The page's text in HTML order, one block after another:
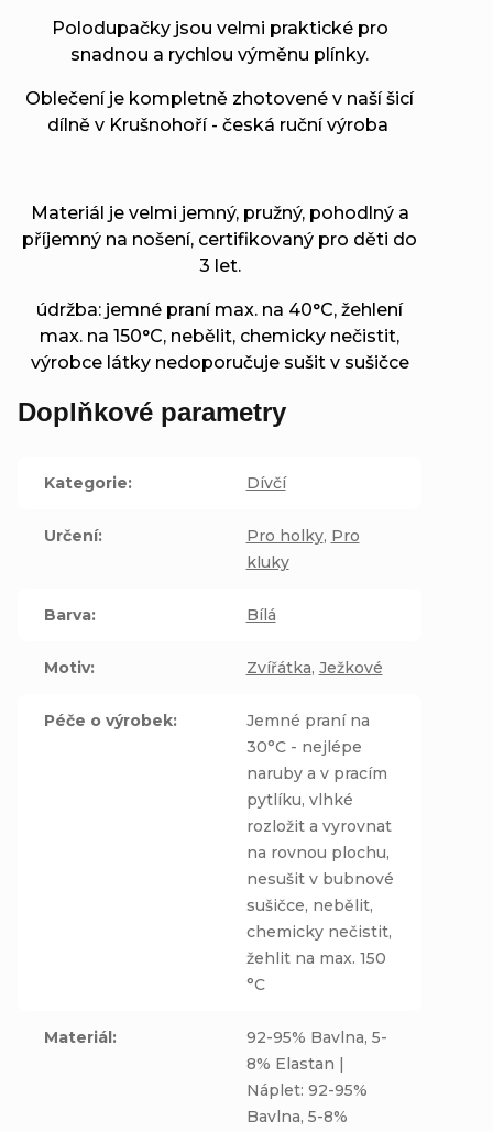
Polodupačky jsou velmi praktické pro
snadnou a rychlou výměnu plínky.
Oblečení je kompletně zhotovené v naší šicí
dílně v Krušnohoří - česká ruční výroba
Materiál je velmi jemný, pružný, pohodlný a
příjemný na nošení, certifikovaný pro děti do
3 let.
údržba: jemné praní max. na 40°C, žehlení
max. na 150°C, nebělit, chemicky nečistit,
výrobce látky nedoporučuje sušit v sušičce
Doplňkové parametry
Kategorie: Dívčí
Určení: Pro holky, Pro
kluky
Barva: Bílá
Motiv: Zvířátka, Ježkové
Péče o výrobek:
Jemné praní na
30°C - nejlépe
naruby a v pracím
pytlíku, vlhké
rozložit a vyrovnat
na rovnou plochu,
nesušit v bubnové
sušičce, nebělit,
chemicky nečistit,
žehlit na max. 150
°C
Materiál :
92-95% Bavlna, 5-
8% Elastan |
Náplet: 92-95%
Bavlna, 5-8%